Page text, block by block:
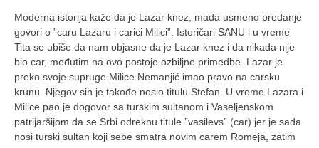
Moderna istorija kaže da je Lazar knez, mada usmeno predanje
govori o ”caru Lazaru i carici Milici”. Istoričari SANU i u vreme
Tita se ubiše da nam objasne da je Lazar knez i da nikada nije
bio car, međutim na ovo postoje ozbiljne primedbe. Lazar je
preko svoje supruge Milice Nemanjić imao pravo na carsku
krunu. Njegov sin je takođe nosio titulu Stefan. U vreme Lazara i
Milice pao je dogovor sa turskim sultanom i Vaseljenskom
patrijaršijom da se Srbi odreknu titule ”vasilevs” (car) jer je sada
nosi turski sultan koji sebe smatra novim carem Romeja, zatim